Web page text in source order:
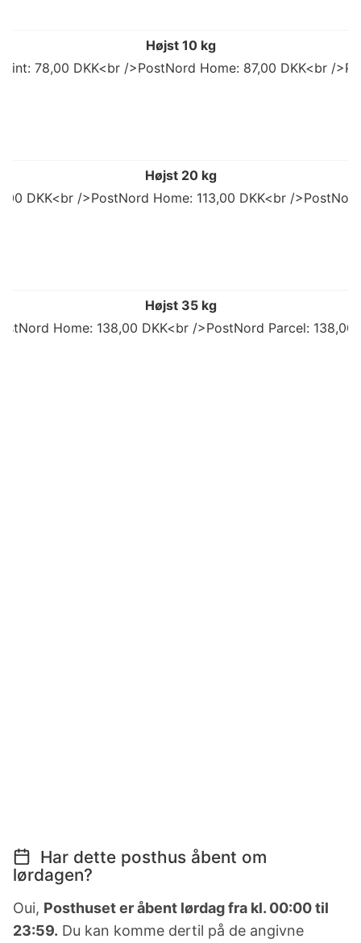
Højst 10 kg
78,00 DKK<br />PostNord Home: 87,00 DKK<br /
Højst 20 kg
DKK<br />PostNord Home: 113,00 DKK<br /
Højst 35 kg
Home: 138,00 DKK<br />PostNord Parcel: 138,00
Har dette posthus åbent om
lørdagen?
Oui, Posthuset er åbent lørdag fra kl. 00:00 til
23:59. Du kan komme dertil på de angivne